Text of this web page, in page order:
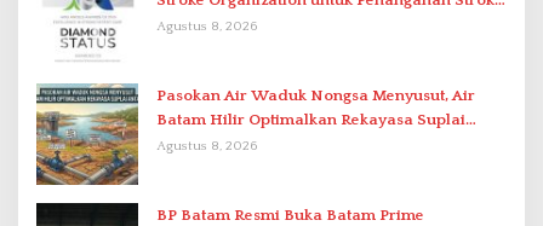
Berstandar Internasional
Agustus 8, 2026
Pasokan Air Waduk Nongsa Menyusut, Air
Batam Hilir Optimalkan Rekayasa Suplai
Antar-IPAM
Agustus 8, 2026
BP Batam Resmi Buka Batam Prime